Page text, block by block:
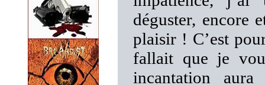
déguster, encore
plaisir ! C’est
fallait que je
incantation